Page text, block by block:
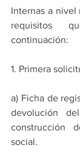
Internas a nivel
requisitos
continuación:
1. Primera
a) Ficha de
devolución
construcción
social.